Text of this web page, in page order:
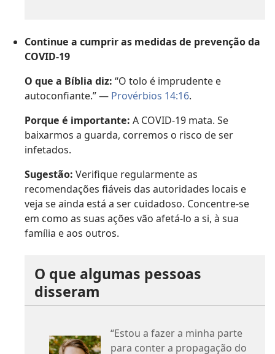
Continue a cumprir as medidas de prevenção da
COVID-19
O que a Bíblia diz: “O tolo é imprudente e
autoconfiante.” — Provérbios 14:16.
Porque é importante: A COVID-19 mata. Se
baixarmos a guarda, corremos o risco de ser
infetados.
Sugestão: Verifique regularmente as
recomendações fiáveis das autoridades locais e
veja se ainda está a ser cuidadoso. Concentre-se
em como as suas ações vão afetá-lo a si, à sua
família e aos outros.
O que algumas pessoas
disseram
“Estou a fazer a minha parte
para conter a propagação do